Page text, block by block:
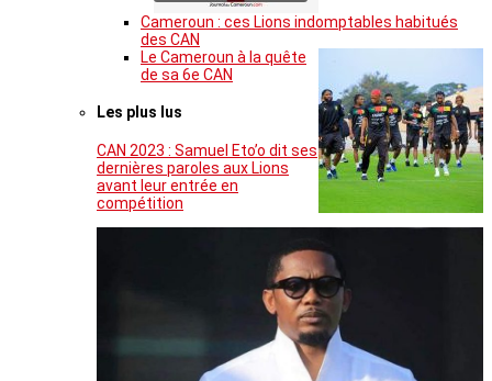
Cameroun : ces Lions indomptables habitués
des CAN
Le Cameroun à la quête
de sa 6e CAN
Les plus lus
CAN 2023 : Samuel Eto’o dit ses
dernières paroles aux Lions
avant leur entrée en
compétition